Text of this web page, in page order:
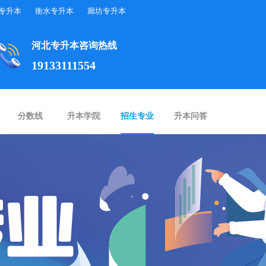
升本 衡水专升本 廊坊专升本
河北专升本咨询热线
19133111554
分数线 升本学院 招生专业 升本问答